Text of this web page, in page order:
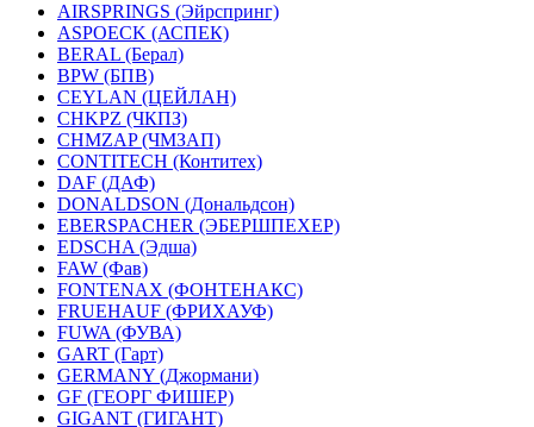
AIRSPRINGS (Эйрспринг)
ASPOECK (АСПЕК)
BERAL (Берал)
BPW (БПВ)
CEYLAN (ЦЕЙЛАН)
CHKPZ (ЧКПЗ)
CHMZAP (ЧМЗАП)
CONTITECH (Контитех)
DAF (ДАФ)
DONALDSON (Дональдсон)
EBERSPACHER (ЭБЕРШПЕХЕР)
EDSCHA (Эдша)
FAW (Фав)
FONTENAX (ФОНТЕНАКС)
FRUEHAUF (ФРИХАУФ)
FUWA (ФУВА)
GART (Гарт)
GERMANY (Джормани)
GF (ГЕОРГ ФИШЕР)
GIGANT (ГИГАНТ)